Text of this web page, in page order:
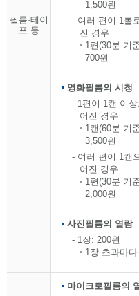
필름·테이
프 등
1,500원
- 여러 편이 1롤
진 경우
1편(30분 기
700원
영화필름의 시청
- 1편이 1캔 이
어진 경우
1캔(60분 기
3,500원
- 여러 편이 1캔
어진 경우
1편(30분 기
2,000원
사진필름의 열람
- 1장: 200원
1장 초과마다
마이크로필름의